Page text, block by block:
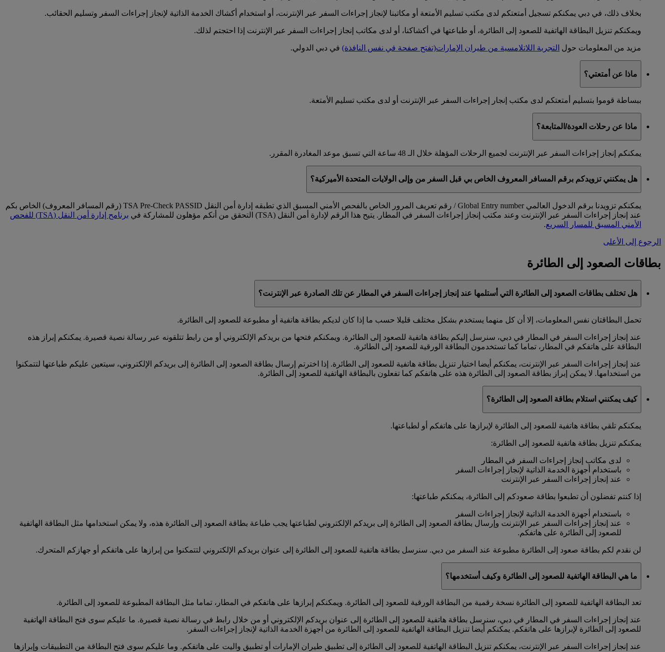
بخلاف ذلك، في دبي يمكنكم تسجيل أمتعتكم لدى مكتب تسليم الأمتعة أو مكاتبنا لإنجاز إجراءات السفر عبر الإنترنت، أو استخدام أكشاك الخدمة الذاتية لإنجاز إجراءات السفر وتسليم الحقائب.
ويمكنكم تنزيل البطاقة الهاتفية للصعود إلى الطائرة، أو طباعتها في أكشاكنا، أو لدى مكاتب إنجاز إجراءات السفر عبر الإنترنت إذا احتجتم لذلك.
مزيد من المعلومات حول التجربة اللاتلامسية من طيران الإمارات(تفتح صفحة في نفس النافذة) في دبي الدولي.
ماذا عن أمتعتي؟
ببساطة قوموا بتسليم أمتعتكم لدى مكتب إنجار إجراءات السفر عبر الإنترنت أو لدى مكتب تسليم الأمتعة.
ماذا عن رحلات العودة/المتابعة؟
يمكنكم إنجاز إجراءات السفر عبر الإنترنت لجميع الرحلات المؤهلة خلال الـ 48 ساعة التي تسبق موعد المغادرة المقرر.
هل يمكنني تزويدكم برقم المسافر المعروف الخاص بي قبل السفر من وإلى الولايات المتحدة الأميركية؟
يمكنكم تزويدنا برقم الدخول العالمي Global Entry number / رقم تعريف المرور الخاص بالفحص الأمني المسبق الذي تطبقه إدارة أمن النقل TSA Pre-Check PASSID (رقم المسافر المعروف) الخاص بكم
عند إنجاز إجراءات السفر عبر الإنترنت وعند مكتب إنجاز إجراءات السفر في المطار. يتيح هذا الرقم لإدارة أمن النقل (TSA) التحقق من أنكم مؤهلون للمشاركة في
برنامح إدارة أمن النقل (TSA) للفحص
الأمني المسبق للمسار السريع.
الرجوع إلى الأعلى
بطاقات الصعود إلى الطائرة
هل تختلف بطاقات الصعود إلى الطائرة التي أستلمها عند إنجاز إجراءات السفر في المطار عن تلك الصادرة عبر الإنترنت؟
تحمل البطاقتان نفس المعلومات، إلا أن كل منهما يستخدم بشكل مختلف قليلا حسب ما إذا كان لديكم بطاقة هاتفية أو مطبوعة للصعود إلى الطائرة.
عند إنجاز إجراءات السفر في المطار في دبي، سنرسل إليكم بطاقة هاتفية للصعود إلى الطائرة. ويمكنكم فتحها من بريدكم الإلكتروني أو من رابط تتلقونه عبر رسالة نصية قصيرة. يمكنكم إبراز هذه
البطاقة على هاتفكم في المطار، تماما كما تستخدمون البطاقة الورقية للصعود إلى الطائرة.
عند إنجاز إجراءات السفر عبر الإنترنت، يمكنكم أيضا اختيار تنزيل بطاقة هاتفية للصعود إلى الطائرة. إذا اخترتم إرسال بطاقة الصعود إلى الطائرة إلى بريدكم الإلكتروني، سيتعين عليكم طباعتها لتتمكنوا
من استخدامها. لا يمكن إبراز بطاقة الصعود إلى الطائرة هذه على هاتفكم كما تفعلون بالبطاقة الهاتفية للصعود إلى الطائرة.
كيف يمكنني استلام بطاقة الصعود إلى الطائرة؟
يمكنكم تلقي بطاقة هاتفية للصعود إلى الطائرة لإبرازها على هاتفكم أو لطباعتها.
يمكنكم تنزيل بطاقة هاتفية للصعود إلى الطائرة:
لدى مكاتب إنجاز إجراءات السفر في المطار
باستخدام أجهزة الخدمة الذاتية لإنجاز إجراءات السفر
عند إنجاز إجراءات السفر عبر الإنترنت
إذا كنتم تفضلون أن تطبعوا بطاقة صعودكم إلى الطائرة، يمكنكم طباعتها:
باستخدام أجهزة الخدمة الذاتية لإنجاز إجراءات السفر
عند إنجاز إجراءات السفر عبر الإنترنت وإرسال بطاقة الصعود إلى الطائرة إلى بريدكم الإلكتروني لطباعتها يجب طباعة بطاقة الصعود إلى الطائرة هذه، ولا يمكن استخدامها مثل البطاقة الهاتفية
للصعود إلى الطائرة على هاتفكم.
لن نقدم لكم بطاقة صعود إلى الطائرة مطبوعة عند السفر من دبي. سنرسل بطاقة هاتفية للصعود إلى الطائرة إلى عنوان بريدكم الإلكتروني لتتمكنوا من إبرازها على هاتفكم أو جهازكم المتحرك.
ما هي البطاقة الهاتفية للصعود إلى الطائرة وكيف أستخدمها؟
تعد البطاقة الهاتفية للصعود إلى الطائرة نسخة رقمية من البطاقة الورقية للصعود إلى الطائرة. ويمكنكم إبرازها على هاتفكم في المطار، تماما مثل البطاقة المطبوعة للصعود إلى الطائرة.
عند إنجاز إجراءات السفر في المطار في دبي، سنرسل بطاقة هاتفية للصعود إلى الطائرة إلى عنوان بريدكم الإلكتروني أو من خلال رابط في رسالة نصية قصيرة. ما عليكم سوى فتح البطاقة الهاتفية
للصعود إلى الطائرة لإبرازها على هاتفكم. يمكنكم أيضا تنزيل البطاقة الهاتفية للصعود إلى الطائرة من أجهزة الخدمة الذاتية لإنجاز إجراءات السفر.
عند إنجاز إجراءات السفر عبر الإنترنت، يمكنكم تنزيل البطاقة الهاتفية للصعود إلى الطائرة إلى تطبيق طيران الإمارات أو تطبيق واليت على هاتفكم. وما عليكم سوى فتح البطاقة من التطبيقات وإبرازها